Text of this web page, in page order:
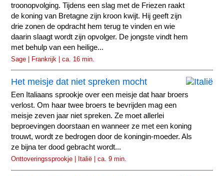
troonopvolging. Tijdens een slag met de Friezen raakt
de koning van Bretagne zijn kroon kwijt. Hij geeft zijn
drie zonen de opdracht hem terug te vinden en wie
daarin slaagt wordt zijn opvolger. De jongste vindt hem
met behulp van een heilige...
Sage | Frankrijk | ca. 16 min.
Het meisje dat niet spreken mocht
Een Italiaans sprookje over een meisje dat haar broers
verlost. Om haar twee broers te bevrijden mag een
meisje zeven jaar niet spreken. Ze moet allerlei
beproevingen doorstaan en wanneer ze met een koning
trouwt, wordt ze bedrogen door de koningin-moeder. Als
ze bijna ter dood gebracht wordt...
Onttoveringssprookje | Italië | ca. 9 min.